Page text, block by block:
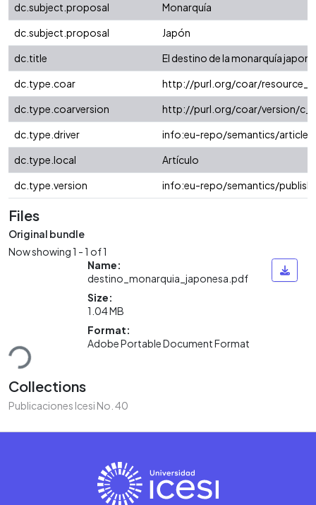
dc.subject.proposal
Monarquía
dc.subject.proposal
Japón
dc.title
El destino de la monarquía
dc.type.coar
http://purl.org/coar/
dc.type.coarversion
http://purl.org/coar/version/
dc.type.driver
info:eu-repo/semantics/article
dc.type.local
Artículo
dc.type.version
info:eu-repo/semantics/
Files
Original bundle
Now showing1 - 1 of 1
Name:
destino_monarquia_japonesa.pdf
Size:
1.04 MB
Format:
Adobe Portable Document Format
Collections
Publicaciones Icesi No. 40